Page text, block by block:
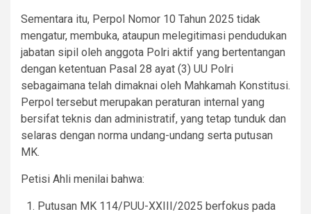
Sementara itu, Perpol Nomor 10 Tahun 2025 tidak
mengatur, membuka, ataupun melegitimasi pendudukan
jabatan sipil oleh anggota Polri aktif yang bertentangan
dengan ketentuan Pasal 28 ayat (3) UU Polri
sebagaimana telah dimaknai oleh Mahkamah Konstitusi.
Perpol tersebut merupakan peraturan internal yang
bersifat teknis dan administratif, yang tetap tunduk dan
selaras dengan norma undang-undang serta putusan
MK.
Petisi Ahli menilai bahwa:
Putusan MK 114/PUU-XXIII/2025 berfokus pada